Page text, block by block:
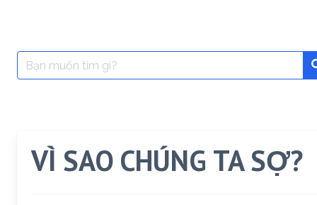
Search
for:
VÌ SAO CHÚNG TA SỢ?